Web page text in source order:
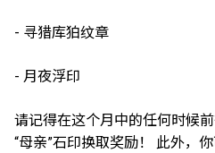
- 寻猎库狛纹章
- 月夜浮印
请记得在这个月中的任何时候
“母亲”石印换取奖励！ 此外，